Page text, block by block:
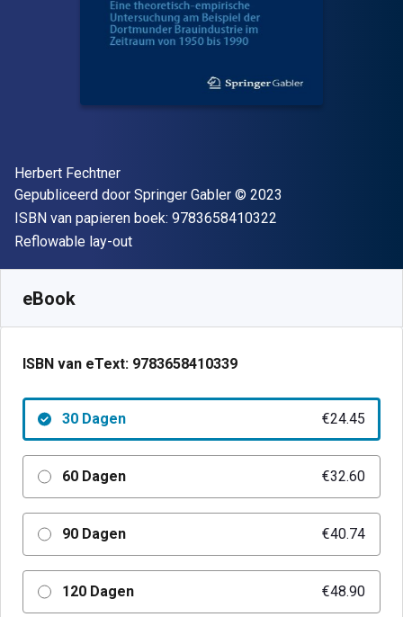
Auteur(s)
Herbert Fechtner
Uitgever
Gepubliceerd door Springer Gabler Copyright
© 2023
ISBN van papieren boek: 9783658410322
Indeling
Reflowable lay-out
eBook
ISBN van eText: 9783658410339
30 Dagen €24.45
60 Dagen €32.60
90 Dagen €40.74
120 Dagen €48.90